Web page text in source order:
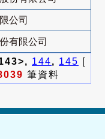
公司
有限公司
144, 145 [
筆資料